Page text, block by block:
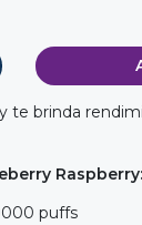
te brinda
Raspberry:
puffs